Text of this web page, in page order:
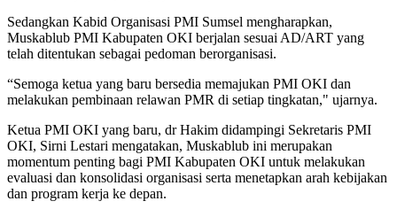
Sedangkan Kabid Organisasi PMI Sumsel mengharapkan,
Muskablub PMI Kabupaten OKI berjalan sesuai AD/ART yang
telah ditentukan sebagai pedoman berorganisasi.
“Semoga ketua yang baru bersedia memajukan PMI OKI dan
melakukan pembinaan relawan PMR di setiap tingkatan," ujarnya.
Ketua PMI OKI yang baru, dr Hakim didampingi Sekretaris PMI
OKI, Sirni Lestari mengatakan, Muskablub ini merupakan
momentum penting bagi PMI Kabupaten OKI untuk melakukan
evaluasi dan konsolidasi organisasi serta menetapkan arah kebijakan
dan program kerja ke depan.